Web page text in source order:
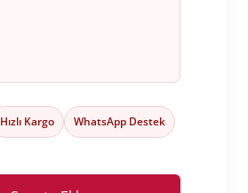
Hızlı Kargo WhatsApp Destek